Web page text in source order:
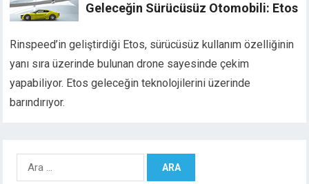
Geleceğin Sürücüsüz Otomobili: Etos
Rinspeed’in geliştirdiği Etos, sürücüsüz kullanım özelliğinin
yanı sıra üzerinde bulunan drone sayesinde çekim
yapabiliyor. Etos geleceğin teknolojilerini üzerinde
barındırıyor.
Arama: